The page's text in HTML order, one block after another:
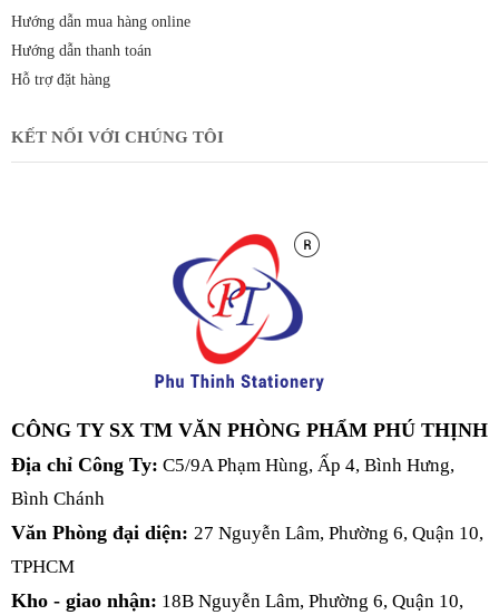
Hướng dẫn mua hàng online
Hướng dẫn thanh toán
Hỗ trợ đặt hàng
KẾT NỐI VỚI CHÚNG TÔI
CÔNG TY SX TM VĂN PHÒNG PHẨM PHÚ THỊNH
Địa chỉ Công Ty: C5/9A Phạm Hùng, Ấp 4, Bình Hưng,
Bình Chánh
Văn Phòng đại diện: 27 Nguyễn Lâm, Phường 6, Quận 10,
TPHCM
Kho - giao nhận: 18B Nguyễn Lâm, Phường 6, Quận 10,